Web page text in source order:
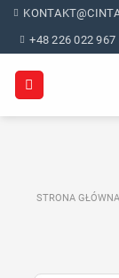
Skip
content
+48 226 022 967
STRONA GŁÓWNA